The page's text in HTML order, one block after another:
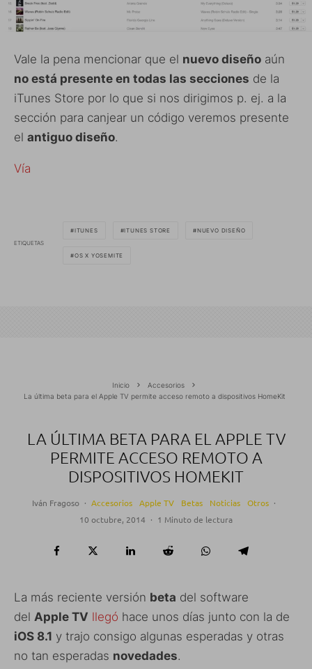
Vale la pena mencionar que el nuevo diseño aún
no está presente en todas las secciones de la
iTunes Store por lo que si nos dirigimos p. ej. a la
sección para canjear un código veremos presente
el antiguo diseño.
Vía
ETIQUETAS
ITUNES ITUNES STORE NUEVO DISEÑO
OS X YOSEMITE
Inicio
Accesorios
La última beta para el Apple TV permite acceso remoto a dispositivos HomeKit
LA ÚLTIMA BETA PARA EL APPLE TV
PERMITE ACCESO REMOTO A
DISPOSITIVOS HOMEKIT
Iván Fragoso · Accesorios Apple TV Betas Noticias Otros ·
10 octubre, 2014 · 1 Minuto de lectura
La más reciente versión beta del software
del Apple TV llegó hace unos días junto con la de
iOS 8.1 y trajo consigo algunas esperadas y otras
no tan esperadas novedades.